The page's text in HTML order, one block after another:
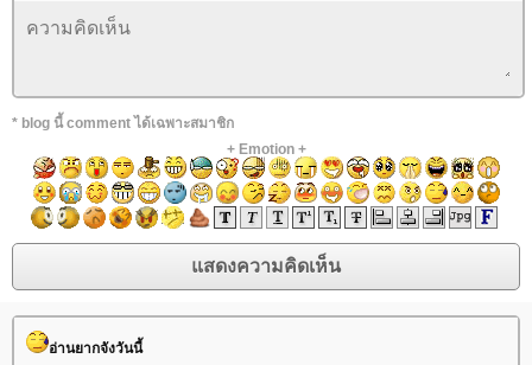
* blog นี้ comment ได้เฉพาะสมาชิก
+ Emotion+
อ่านยากจังวันนี้